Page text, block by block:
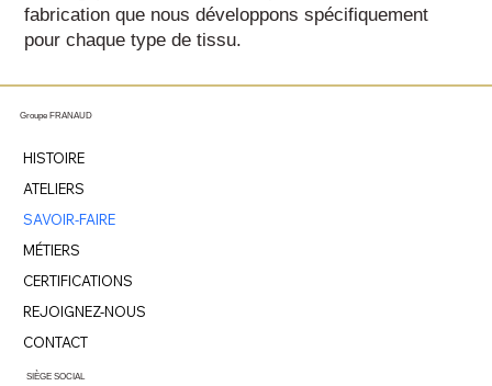
fabrication que nous développons spécifiquement
pour chaque type de tissu.
HISTOIRE
ATELIERS
SAVOIR-FAIRE
MÉTIERS
CERTIFICATIONS
REJOIGNEZ-NOUS
CONTACT
Groupe FRANAUD
SIÈGE SOCIAL